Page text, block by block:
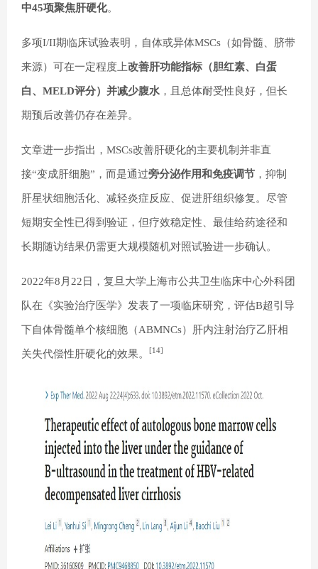
中45项聚焦肝硬化。
多项I/II期临床试验表明，自体或异体MSCs（如骨髓、脐带
来源）可在一定程度上改善肝功能指标（胆红素、白蛋
白、MELD评分）并减少腹水 ，且总体耐受性良好，但长
期预后改善仍存在差异。
文章进一步指出，MSCs改善肝硬化的主要机制并非直
接“变成肝细胞”，而是通过旁分泌作用和免疫调节 ，抑制
肝星状细胞活化、减轻炎症反应、促进肝组织修复。尽管
短期安全性已得到验证，但疗效稳定性、最佳给药途径和
长期随访结果仍需更大规模随机对照试验进一步确认。
2022年8月22日，复旦大学上海市公共卫生临床中心外科团
队在《实验治疗医学》发表了一项临床研究，评估B超引导
下自体骨髓单个核细胞（ABMNCs）肝内注射治疗乙肝相
关失代偿性肝硬化的效果。 [14]